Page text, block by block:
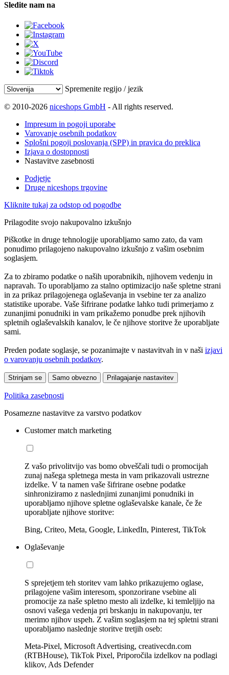
Sledite nam na
Spremenite regijo / jezik
© 2010-2026 niceshops GmbH - All rights reserved.
Impresum in pogoji uporabe
Varovanje osebnih podatkov
Splošni pogoji poslovanja (SPP) in pravica do preklica
Izjava o dostopnosti
Nastavitve zasebnosti
Podjetje
Druge niceshops trgovine
Kliknite tukaj za odstop od pogodbe
Prilagodite svojo nakupovalno izkušnjo
Piškotke in druge tehnologije uporabljamo samo zato, da vam
ponudimo prilagojeno nakupovalno izkušnjo z vašim osebnim
soglasjem.
Za to zbiramo podatke o naših uporabnikih, njihovem vedenju in
napravah. To uporabljamo za stalno optimizacijo naše spletne strani
in za prikaz prilagojenega oglaševanja in vsebine ter za analizo
statistike uporabe. Vaše šifrirane podatke lahko tudi primerjamo z
zunanjimi ponudniki in vam prikažemo ponudbe prek njihovih
spletnih oglaševalskih kanalov, le če njihove storitve že uporabljate
sami.
Preden podate soglasje, se pozanimajte v nastavitvah in v naši izjavi
o varovanju osebnih podatkov.
Strinjam se Samo obvezno Prilagajanje nastavitev
Politika zasebnosti
Posamezne nastavitve za varstvo podatkov
Customer match marketing
Z vašo privolitvijo vas bomo obveščali tudi o promocijah
zunaj našega spletnega mesta in vam prikazovali ustrezne
izdelke. V ta namen vaše šifrirane osebne podatke
sinhroniziramo z naslednjimi zunanjimi ponudniki in
uporabljamo njihove spletne oglaševalske kanale, če že
uporabljate njihove storitve:
Bing, Criteo, Meta, Google, LinkedIn, Pinterest, TikTok
Oglaševanje
S sprejetjem teh storitev vam lahko prikazujemo oglase,
prilagojene vašim interesom, sponzorirane vsebine ali
promocije za naše spletno mesto ali izdelke, ki temleljijo na
osnovi vašega vedenja pri brskanju in nakupovanju, ter
merimo njihov uspeh. Z vašim soglasjem na tej spletni strani
uporabljamo naslednje storitve tretjih oseb:
Meta-Pixel, Microsoft Advertising, creativecdn.com
(RTBHouse), TikTok Pixel, Priporočila izdelkov na podlagi
klikov, Ads Defender